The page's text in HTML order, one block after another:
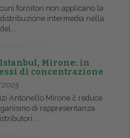
fornitori non applicano la
intermedia nella
Istanbul, Mirone: in
di concentrazione
Antonello Mirone č reduce
di rappresentanza